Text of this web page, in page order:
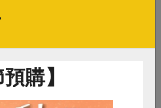
購】